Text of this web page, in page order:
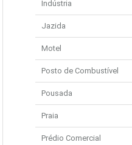
Indústria
Jazida
Motel
Posto de Combustível
Pousada
Praia
Prédio Comercial